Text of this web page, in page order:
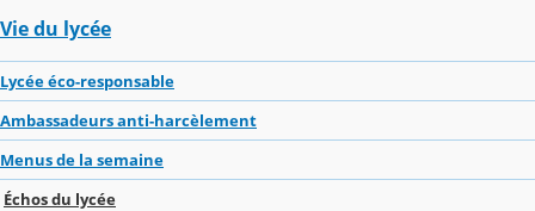
Vie du lycée
Lycée éco-responsable
Ambassadeurs anti-harcèlement
Menus de la semaine
Échos du lycée